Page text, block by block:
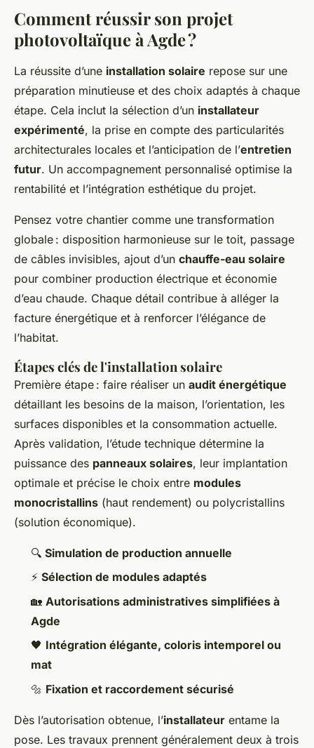
Comment réussir son projet
photovoltaïque à Agde ?
La réussite d’une installation solaire repose sur une
préparation minutieuse et des choix adaptés à chaque
étape. Cela inclut la sélection d’un installateur
expérimenté, la prise en compte des particularités
architecturales locales et l’anticipation de l’entretien
futur. Un accompagnement personnalisé optimise la
rentabilité et l’intégration esthétique du projet.
Pensez votre chantier comme une transformation
globale : disposition harmonieuse sur le toit, passage
de câbles invisibles, ajout d’un chauffe-eau solaire
pour combiner production électrique et économie
d’eau chaude. Chaque détail contribue à alléger la
facture énergétique et à renforcer l’élégance de
l’habitat.
Étapes clés de l'installation solaire
Première étape : faire réaliser un audit énergétique
détaillant les besoins de la maison, l’orientation, les
surfaces disponibles et la consommation actuelle.
Après validation, l’étude technique détermine la
puissance des panneaux solaires, leur implantation
optimale et précise le choix entre modules
monocristallins (haut rendement) ou polycristallins
(solution économique).
🔍 Simulation de production annuelle
⚡ Sélection de modules adaptés
🏡 Autorisations administratives simplifiées à
Agde
🖤 Intégration élégante, coloris intemporel ou
mat
🔩 Fixation et raccordement sécurisé
Dès l’autorisation obtenue, l’installateur entame la
pose. Les travaux prennent généralement deux à trois